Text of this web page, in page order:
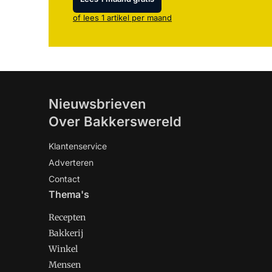
of lees 1 artikel per maand
Nieuwsbrieven
Over Bakkerswereld
Klantenservice
Adverteren
Contact
Thema's
Recepten
Bakkerij
Winkel
Mensen